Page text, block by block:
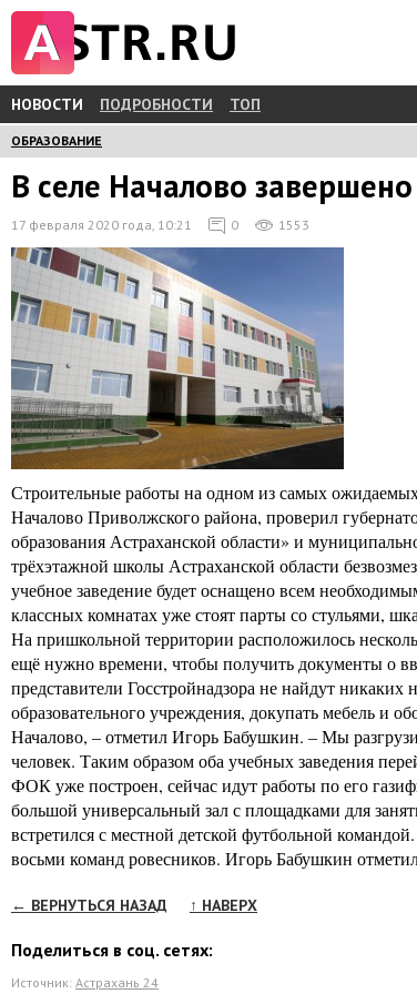
НОВОСТИ ПОДРОБНОСТИ ТОП
ОБРАЗОВАНИЕ
В селе Началово
17 февраля 2020 года, 10:21 0 1553
Строительные работы на одном из самых
Началово Приволжского района, проверил
образования Астраханской области» и
трёхэтажной школы Астраханской области
учебное заведение будет оснащено всем
классных комнатах уже стоят парты со стульями,
На пришкольной территории расположилось
ещё нужно времени, чтобы получить документы о
представители Госстройнадзора не найдут
образовательного учреждения, докупать мебель и
Началово, – отметил Игорь Бабушкин. – Мы
человек. Таким образом оба учебных заведения
ФОК уже построен, сейчас идут работы по его
большой универсальный зал с площадками для
встретился с местной детской футбольной
восьми команд ровесников. Игорь Бабушкин
← ВЕРНУТЬСЯ НАЗАД ↑ НАВЕРХ
Поделиться в соц. сетях:
Источник: Астрахань 24